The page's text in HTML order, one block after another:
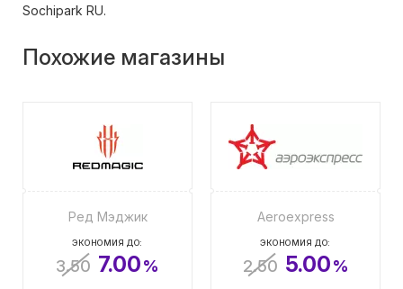
Sochipark RU.
Похожие магазины
Ред Мэджик
ЭКОНОМИЯ ДО:
3.50 7.00%
Aeroexpress
ЭКОНОМИЯ ДО:
2.50 5.00%